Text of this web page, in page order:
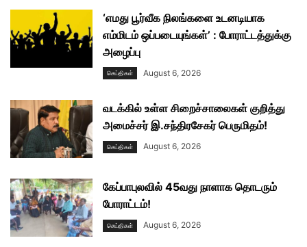
‘எமது பூர்வீக நிலங்களை உடனடியாக
எம்மிடம் ஒப்படையுங்கள்’ : போராட்டத்துக்கு
அழைப்பு
செய்திகள் August 6, 2026
வடக்கில் உள்ள சிறைச்சாலைகள் குறித்து
அமைச்சர் இ.சந்திரசேகர் பெருமிதம்!
செய்திகள் August 6, 2026
கேப்பாபுலவில் 45வது நாளாக தொடரும்
போராட்டம்!
செய்திகள் August 6, 2026